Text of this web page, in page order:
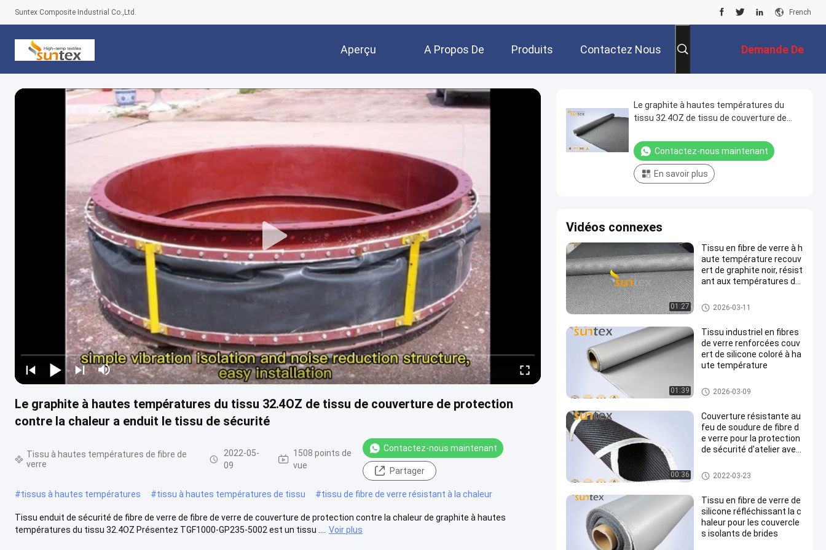
Suntex Composite Industrial Co.,Ltd. French
Aperçu A Propos De
Nous
Produits Contactez Nous Demande De
Soumission
Le graphite à hautes températures du tissu 32.4OZ de tissu de couverture de protection
contre la chaleur a enduit le tissu de sécurité
Tissu à hautes températures de fibre de
verre
2022-05-
09
1508 points de
vue
Contactez-nous maintenant
Partager
#tissus à hautes températures #tissu à hautes températures de tissu #tissu de fibre de verre résistant à la chaleur
Tissu enduit de sécurité de fibre de verre de fibre de verre de couverture de protection contre la chaleur de graphite à hautes
températures du tissu 32.4OZ Présentez TGF1000-GP235-5002 est un tissu ....
Voir plus
Le graphite à hautes températures du
tissu 32.4OZ de tissu de couverture de
tissu de sécurité
Contactez-nous maintenant
En savoir plus
Vidéos connexes
01:27
Tissu en fibre de verre à h
aute température recouv
ert de graphite noir, résist
ant aux températures de
Tissu à hautes températures
de fibre de verre
2026-03-11
01:39
Tissu industriel en fibres
de verre renforcées couv
ert de silicone coloré à ha
ute température
tissu enduit de silicone de fibr
e de verre
2026-03-09
00:36
Couverture résistante au
feu de soudure de fibre d
e verre pour la protection
de sécurité d'atelier avec
mm 1.5mm
petit pain de couverture de sou
dure
2022-03-23
Tissu en fibre de verre de
silicone réfléchissant la c
haleur pour les couvercle
s isolants de brides